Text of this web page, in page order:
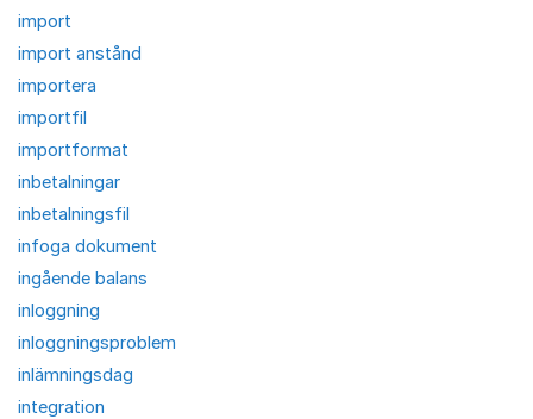
import
import anstånd
importera
importfil
importformat
inbetalningar
inbetalningsfil
infoga dokument
ingående balans
inloggning
inloggningsproblem
inlämningsdag
integration